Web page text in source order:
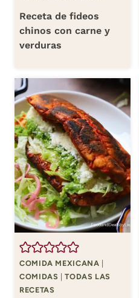
Receta de fideos
chinos con carne y
verduras
COMIDA MEXICANA
COMIDAS |TODAS LAS
RECETAS